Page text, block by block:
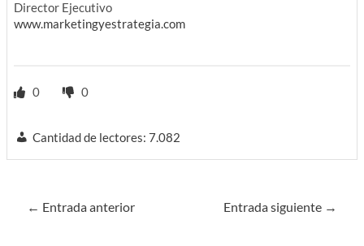
Director Ejecutivo
www.marketingyestrategia.com
0 0
Cantidad de lectores: 7.082
← Entrada anterior Entrada siguiente →